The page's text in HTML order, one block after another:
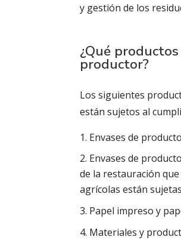
y gestión de los
¿Qué
productor?
Los siguientes
están sujetos al
Envases de
Envases de
de la restauración
agrícolas están
Papel impreso y
Materiales y